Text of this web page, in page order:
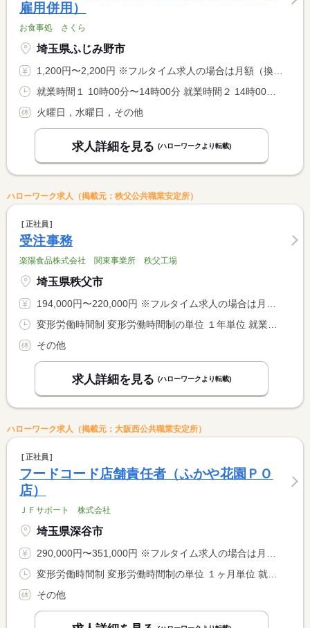
雇用併用）
お食事処 さくら
埼玉県ふじみ野市
1,200円〜2,200円 ※フルタイム求人の場合は月額（換算額）、パート求人の場合は時間額を表示しています。
就業時間１ 10時00分〜14時00分 就業時間２ 14時00分〜22時00分 就業時間３ 22時00分〜3時00分 就業時間に関する特記事項 応相談：週２０時間以上の勤務でお願いします。 <BR> （１）（３）休憩０分
火曜日，水曜日，その他
求人詳細を見る (ハローワークより転載)
ハローワーク求人（掲載元：秩父公共職業安定所）
正社員
受注事務
楽陽食品株式会社 関東事業所 秩父工場
埼玉県秩父市
194,000円〜220,000円 ※フルタイム求人の場合は月額（換算額）、パート求人の場合は時間額を表示しています。
変形労働時間制 変形労働時間制の単位 １年単位 就業時間１ 8時30分〜17時10分
その他
求人詳細を見る (ハローワークより転載)
ハローワーク求人（掲載元：大阪西公共職業安定所）
正社員
フードコード店舗責任者（ふかや花園ＰＯ
店）
ＪＦサポート 株式会社
埼玉県深谷市
290,000円〜351,000円 ※フルタイム求人の場合は月額（換算額）、パート求人の場合は時間額を表示しています。
変形労働時間制 変形労働時間制の単位 １ヶ月単位 就業時間１ 10時00分〜19時00分 就業時間２ 13時00分〜22時00分 就業時間３ 14時00分〜23時00分 又は 9時00分〜23時00分の時間の間の8時間程度 就業時間に関する特記事項 就業時間は店舗により異なります。
その他